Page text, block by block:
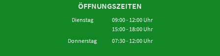
ÖFFNUNGSZEITEN
Dienstag 09:00- 12:00Uhr
Von 09:00 bis 12:00 Uhr
15:00- 18:00Uhr
Von 15:00 bis 18:00 Uhr
Donnerstag 07:30- 12:00Uhr